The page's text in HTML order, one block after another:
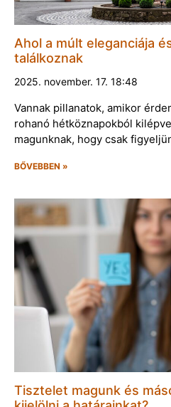
Ahol a múlt eleganciája
találkoznak
2025. november. 17. 18:48
Vannak pillanatok, amikor
rohanó hétköznapokból
magunknak, hogy csak
BŐVEBBEN »
Tisztelet magunk és